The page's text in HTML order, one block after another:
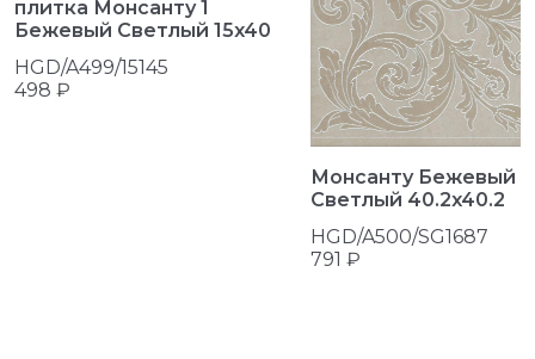
плитка Монсанту 1
Бежевый Светлый 15x40
HGD/A499/15145
498 ₽
Монсанту Бежевый
Светлый 40.2x40.2
HGD/A500/SG1687
791 ₽